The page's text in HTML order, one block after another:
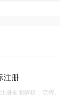
注册
册全面解析：流程